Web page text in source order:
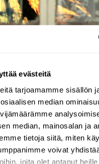
evästeitä
tarjoamamme sisällön
median
median, mainosalan ja
tietoja siitä, miten
voivat
joita olet antanut